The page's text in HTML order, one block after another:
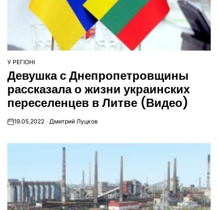
ОПУБЛІКУВАТИ
У
У РЕГІОНІ
Девушка с Днепропетровщины
рассказала о жизни украинских
переселенцев в Литве (Видео)
on19.05.2022 Дмитрий Луцков